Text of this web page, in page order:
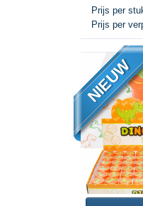
Prijs per
Prijs per
NIEUW